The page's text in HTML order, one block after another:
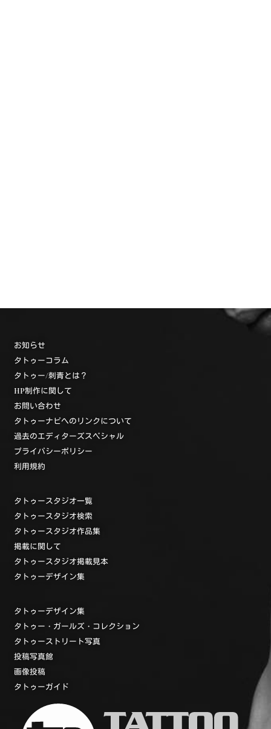
お知らせ
タトゥーコラム
タトゥー/刺青とは？
HP制作に関して
お問い合わせ
タトゥーナビへのリンクについて
過去のエディターズスペシャル
プライバシーポリシー
利用規約
タトゥースタジオ一覧
タトゥースタジオ検索
タトゥースタジオ作品集
掲載に関して
タトゥースタジオ掲載見本
タトゥーデザイン集
タトゥーデザイン集
タトゥー・ガールズ・コレクション
タトゥーストリート写真
投稿写真館
画像投稿
タトゥーガイド